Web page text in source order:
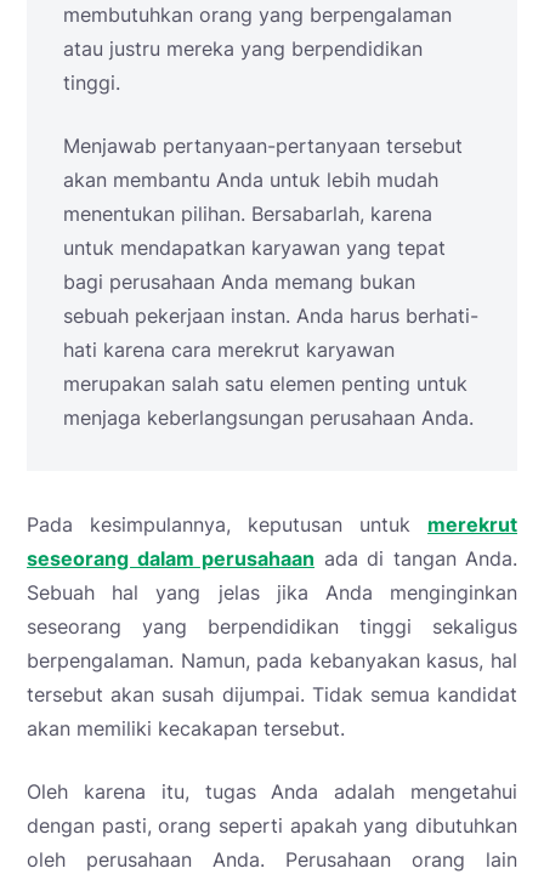
membutuhkan orang yang berpengalaman
atau justru mereka yang berpendidikan
tinggi.
Menjawab pertanyaan-pertanyaan tersebut
akan membantu Anda untuk lebih mudah
menentukan pilihan. Bersabarlah, karena
untuk mendapatkan karyawan yang tepat
bagi perusahaan Anda memang bukan
sebuah pekerjaan instan. Anda harus berhati-
hati karena cara merekrut karyawan
merupakan salah satu elemen penting untuk
menjaga keberlangsungan perusahaan Anda.
Pada kesimpulannya, keputusan untuk merekrut
seseorang dalam perusahaan ada di tangan Anda.
Sebuah hal yang jelas jika Anda menginginkan
seseorang yang berpendidikan tinggi sekaligus
berpengalaman. Namun, pada kebanyakan kasus, hal
tersebut akan susah dijumpai. Tidak semua kandidat
akan memiliki kecakapan tersebut.
Oleh karena itu, tugas Anda adalah mengetahui
dengan pasti, orang seperti apakah yang dibutuhkan
oleh perusahaan Anda. Perusahaan orang lain